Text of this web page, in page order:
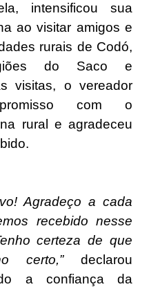
intensificou sua
ao visitar amigos e
rurais de Codó,
do Saco e
visitas, o vereador
com o
rural e agradeceu
Agradeço a cada
recebido nesse
certeza de que
certo,”declarou
a confiança da